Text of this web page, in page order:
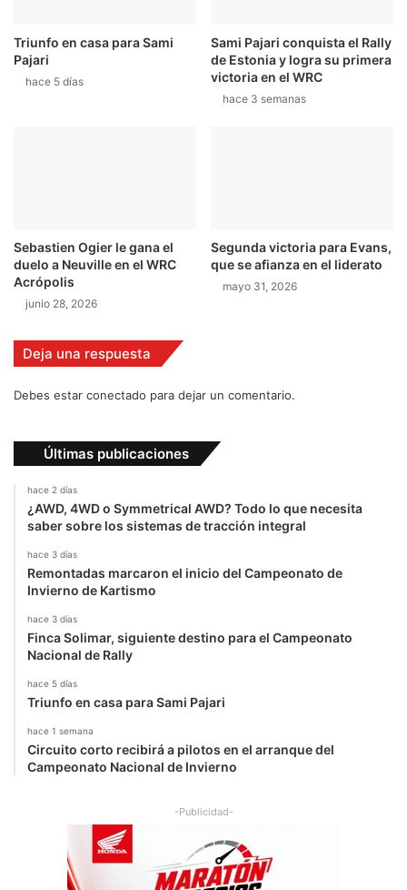
e
n
i
d
Triunfo en casa para Sami
Pajari
hace 5 días
Sami Pajari conquista el Rally
de Estonia y logra su primera
victoria en el WRC
hace 3 semanas
Sebastien Ogier le gana el
duelo a Neuville en el WRC
Acrópolis
junio 28, 2026
Segunda victoria para Evans,
que se afianza en el liderato
mayo 31, 2026
Deja una respuesta
Debes estar conectado para dejar un comentario.
Últimas publicaciones
hace 2 días
¿AWD, 4WD o Symmetrical AWD? Todo lo que necesita
saber sobre los sistemas de tracción integral
hace 3 días
Remontadas marcaron el inicio del Campeonato de
Invierno de Kartismo
hace 3 días
Finca Solimar, siguiente destino para el Campeonato
Nacional de Rally
hace 5 días
Triunfo en casa para Sami Pajari
hace 1 semana
Circuito corto recibirá a pilotos en el arranque del
Campeonato Nacional de Invierno
-Publicidad-